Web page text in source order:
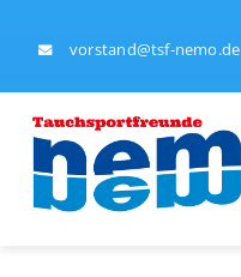
vorstand@tsf-nemo.de